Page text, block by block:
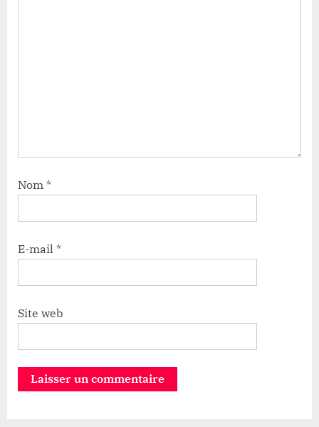
Nom *
E-mail *
Site web